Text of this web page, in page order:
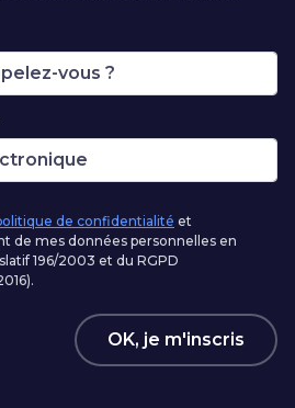
de confidentialité et
de mes données personnelles en
196/2003 et du RGPD
OK, je m'inscris